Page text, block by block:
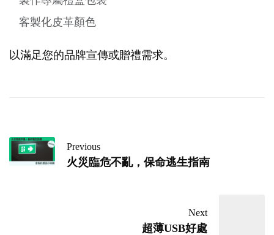
客製化皮革顏色
以滿足您的品牌宣傳或贈禮需求。
Previous
火災臨危不亂，保命逃生指南
Next
超薄USB好處